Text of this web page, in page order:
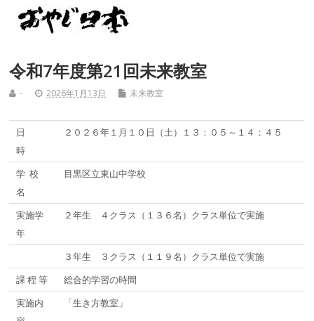
令和7年度第21回未来教室
- 2026年1月13日 未来教室
日
時
２０２６年１月１０日（土）１３：０５～１４：４５
学 校
名
目黒区立東山中学校
実施学
年
２年生 ４クラス（１３６名）クラス単位で実施
３年生 ３クラス（１１９名）クラス単位で実施
課 程 等
総合的学習の時間
実施内
「生き方教室」